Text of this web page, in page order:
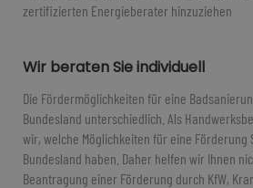
zertifizierten Energieberater hinzuziehen
Wir beraten Sie individuell
Die Fördermöglichkeiten für eine
Bundesland unterschiedlich. Als
wir, welche Möglichkeiten für eine Förderung
Bundesland haben. Daher helfen wir Ihnen
Beantragung einer Förderung durch KfW,